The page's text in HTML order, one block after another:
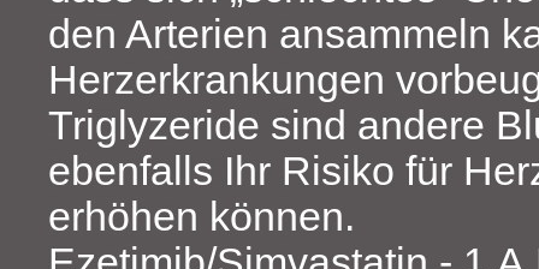
den Arterien ansammeln
Herzerkrankungen
Triglyzeride sind andere
ebenfalls Ihr Risiko für
erhöhen können.